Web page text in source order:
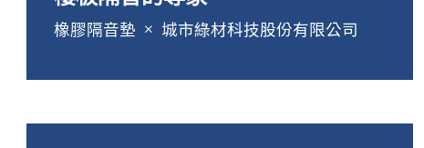
橡膠隔音墊 城市綠材科技股份有限公司